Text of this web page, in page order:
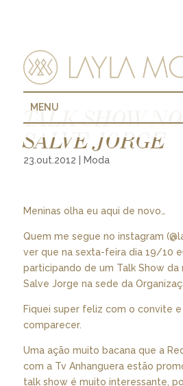
MENU
TALK SHOW
SALVE JORGE
23.out.2012 Moda
Meninas olha eu aqui de novo…
Quem me segue no instagram
ver que na sexta-feira dia 19/10
participando de um Talk Show da
Salve Jorge na sede da
Fiquei super feliz com o convite
comparecer.
Uma ação muito bacana que a
com a Tv Anhanguera estão
talk show é muito interessante,